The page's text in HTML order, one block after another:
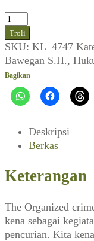
Kuantitas
G.W.
Bawegan
SH.
~
Beberapa
Casus
Penjtiurian
(Tjaraka,
1968)
Troli
SKU: KL_4747
Bawegan S.H.,
Bagikan
Deskripsi
Berkas
Keterangan
The Organized
kena sebagai
pencurian. Kita